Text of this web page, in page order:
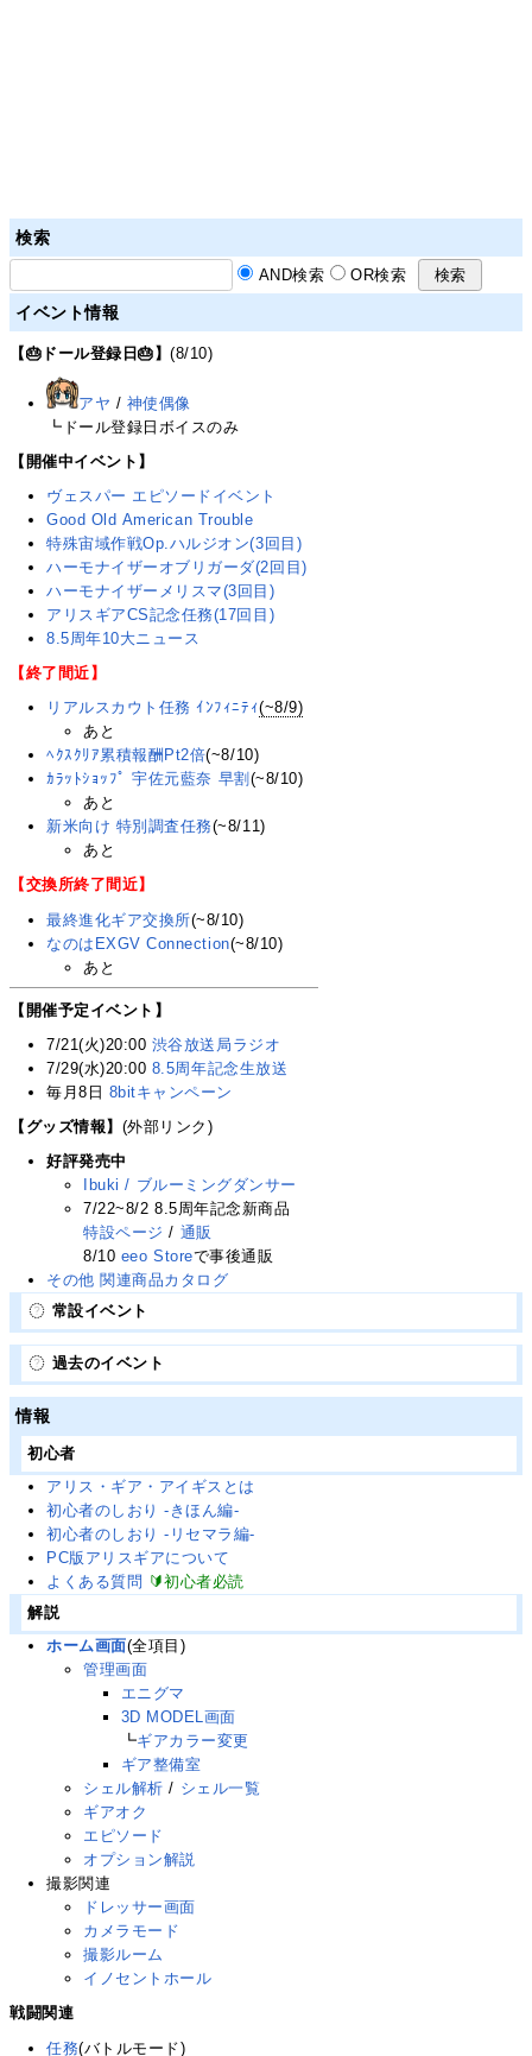
検索
AND検索 OR検索
イベント情報
【🎂ドール登録日🎂】(8/10)
アヤ / 神使偶像
┗ドール登録日ボイスのみ
【開催中イベント】
ヴェスパー エピソードイベント
Good Old American Trouble
特殊宙域作戦Op.ハルジオン(3回目)
ハーモナイザーオブリガーダ(2回目)
ハーモナイザーメリスマ(3回目)
アリスギアCS記念任務(17回目)
8.5周年10大ニュース
【終了間近】
リアルスカウト任務 ｲﾝﾌｨﾆﾃｨ(~8/9)
あと
ﾍｸｽｸﾘｱ累積報酬Pt2倍(~8/10)
ｶﾗｯﾄｼｮｯﾌﾟ 宇佐元藍奈 早割 (~8/10)
あと
新米向け 特別調査任務(~8/11)
あと
【交換所終了間近】
最終進化ギア交換所(~8/10)
なのはEXGV Connection(~8/10)
あと
【開催予定イベント】
7/21(火)20:00 渋谷放送局ラジオ
7/29(水)20:00 8.5周年記念生放送
毎月8日 8bitキャンペーン
【グッズ情報】 (外部リンク)
好評発売中
Ibuki / ブルーミングダンサー
7/22~8/2 8.5周年記念新商品
特設ページ / 通販
8/10 eeo Storeで事後通販
その他 関連商品カタログ
常設イベント
過去のイベント
情報
初心者
アリス・ギア・アイギスとは
初心者のしおり -きほん編-
初心者のしおり -リセマラ編-
PC版アリスギアについて
よくある質問 🔰初心者必読
解説
ホーム画面(全項目)
管理画面
エニグマ
3D MODEL画面
┗ギアカラー変更
ギア整備室
シェル解析 / シェル一覧
ギアオク
エピソード
オプション解説
撮影関連
ドレッサー画面
カメラモード
撮影ルーム
イノセントホール
戦闘関連
任務(バトルモード)